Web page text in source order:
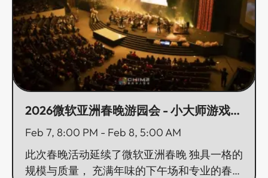
2026微软亚洲春晚游园会 - 小大师游戏展
台敬请光临​​​​‌ ‍ ​‍​‍‌‍ ‌ ​‍‌‍‍‌‌‍‌ ‌‍‍‌‌‍ ‍​‍​‍​ ‍‍​‍​‍‌ ​ ‌‍​‌‌‍ ‍‌‍‍‌‌ ‌​‌ ‍‌​‍ ‍‌‍‍‌‌‍ ​‍​‍​‍ ​​‍​‍‌‍‍​‌ ​‍‌‍‌‌‌‍‌‍​‍​‍​ ‍‍​‍​‍‌‍‍​‌ ‌​‌ ‌​‌ ​​​ ‍‍​‍ ​‍ ‌‍ ​‌‍ ‌‍​ ‌‍​‌‌‍ ​‌‍‍​‌‍ ‌ ​ ‌ ‌​​ ‍‍​ ​ ​ ​ ​ ​ ​ ​ ​‍ ‌‍‍‌‌‍ ‍‌ ‌​‌‍‌‌‌‍ ‍‌ ‌​​‍ ‌‍‌‌‌‍‌​‌‍‍‌‌ ‌​​‍ ‌‍ ‌‌‍ ‌‍‌​‌‍‌‌​ ‌‌ ​​‌ ​‍‌‍‌‌‌ ​ ‌‍‌‌‌‍ ‍‌ ‌​‌‍​‌‌ ‌​‌‍‍‌‌‍ ‌‍ ‍​ ‍ ‌‍‍‌‌‍‌​​ ‌​ ‌ ‌‍​‍​ ‌​​ ​​‌‍​ ​ ​​​ ‌‍‌‍​‍​‍ ‌​ ​‍​ ‍​​ ​ ‌‍​‌​‍ ‌​ ‌​​ ‌‌​ ‌‌‌‍​‍​‍ ‌​ ‍​‌‍​‌‌‍​‍​ ‌ ​‍ ‌​ ​​‌‍​‍‌‍‌‍​ ‍‌​ ‌​‌‍‌​‌‍​‌​ ​​​ ‌ ​ ‌‍‌‍​‍‌‍​‌​ ‍ ‌ ‌​‌ ‍‌‌ ​​‌‍‌‌​ ‌‌‍‌‌‌ ‌‍‌‍‌‌‌‍ ‍‌ ‌​​ ‍ ‌ ​​‌‍​‌‌ ‌​‌‍‍​​ ‌‌ ‌​‌‍‍‌‌ ‌​‌‍ ​‌‍‌‌​ ‌‍​‍‌‍​‌‌ ​ ‌‍‌‌‌‌‌‌‌ ​‍‌‍ ​​ ‌‌‍‍​‌ ‌​‌ ‌​‌ ​​​‍‌‌​ ​ ‌​​‌​‍‌‌​ ​‍‌​‌‍​‍‌‌​ ​‍‌​‌‍‌‍ ​‌‍ ‌‍​ ‌‍​‌‌‍ ​‌‍‍​‌‍ ‌ ​ ‌ ‌​​‍‌‌​ ​ ‌​​‌​ ​ ​ ​ ​ ​ ​ ​ ​‍‌‍‌‍‍‌‌‍‌​​ ‌​ ‌ ‌‍​‍​ ‌​​ ​​‌‍​ ​ ​​​ ‌‍‌‍​‍​‍ ‌​ ​‍​ ‍​​ ​ ‌‍​‌​‍ ‌​ ‌​​ ‌‌​ ‌‌‌‍​‍​‍ ‌​ ‍​‌‍​‌‌‍​‍​ ‌ ​‍ ‌​ ​​‌‍​‍‌‍‌‍​ ‍‌​ ‌​‌‍‌​‌‍​‌​ ​​​ ‌ ​ ‌‍‌‍​‍‌‍​‌​‍‌‍‌ ‌​‌ ‍‌‌ ​​‌‍‌‌​ ‌‌‍‌‌‌ ‌‍‌‍‌‌‌‍ ‍‌ ‌​​‍‌‍‌ ​​‌‍​‌‌ ‌​‌‍‍​​ ‌‌ ‌​‌‍‍‌‌ ‌​‌‍ ​‌‍‌‌​‍​‍‌ ‌
Feb 7, 8:00 PM - Feb 8, 5:00 AM
此次春晚活动延续了微软亚洲春晚 独具一格的
规模与质量， 充满年味的下午场和专业的春晚